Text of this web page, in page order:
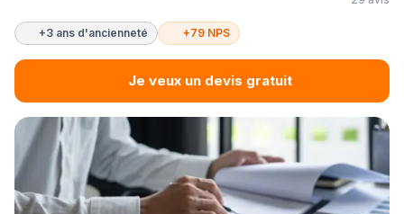
+3 ans d'ancienneté +79 NPS
Je veux un devis gratuit